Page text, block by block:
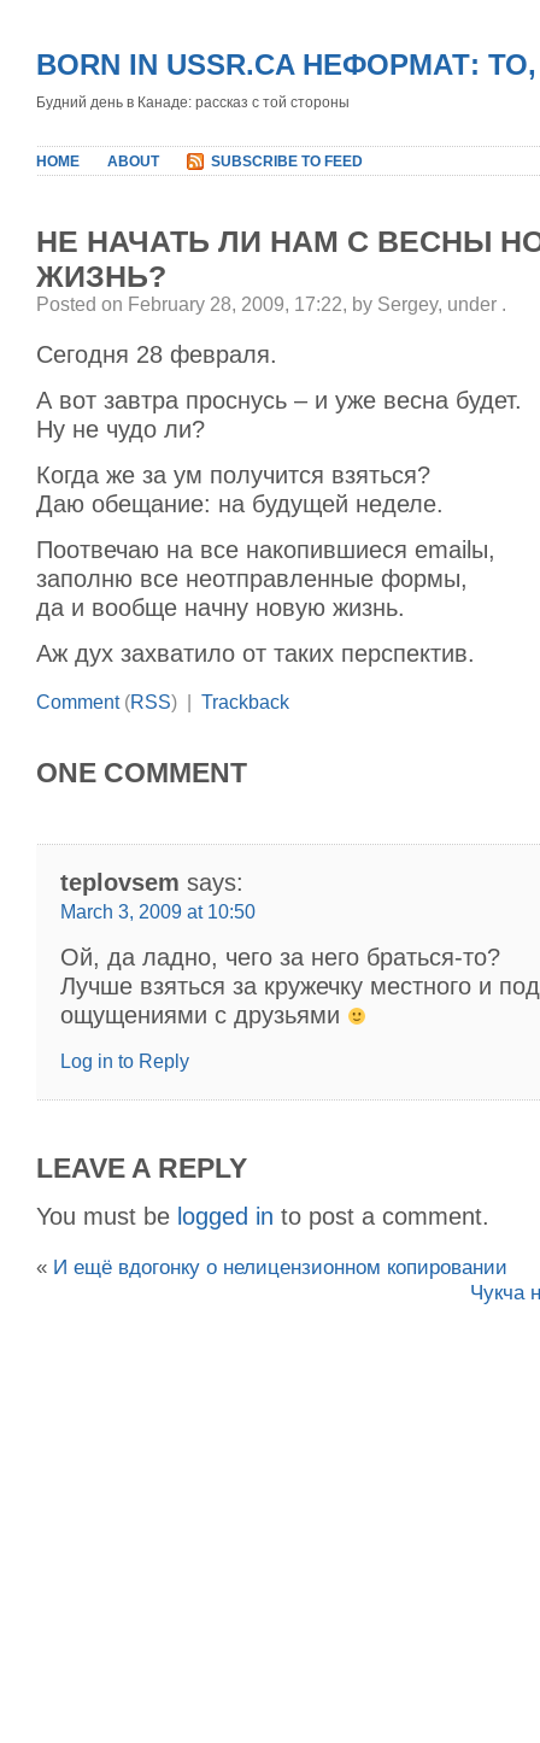
BORN IN USSR.CA НЕФОРМАТ:
Будний день в Канаде: рассказ с той стороны
HOME ABOUT SUBSCRIBE TO FEED
НЕ НАЧАТЬ ЛИ НАМ С ВЕСНЫ
ЖИЗНЬ?
Posted on February 28, 2009, 17:22, by Sergey, under .
Сегодня 28 февраля.
А вот завтра проснусь – и уже весна будет.
Ну не чудо ли?
Когда же за ум получится взяться?
Даю обещание: на будущей неделе.
Поотвечаю на все накопившиеся emailы,
заполню все неотправленные формы,
да и вообще начну новую жизнь.
Аж дух захватило от таких перспектив.
Comment(RSS) | Trackback
ONE COMMENT
teplovsem says:
March 3, 2009 at 10:50
Ой, да ладно, чего за него браться-то?
Лучше взяться за кружечку местного и
ощущениями с друзьями
Log in to Reply
LEAVE A REPLY
You must be logged in to post a comment.
« И ещё вдогонку о нелицензионном копировании
Чукча